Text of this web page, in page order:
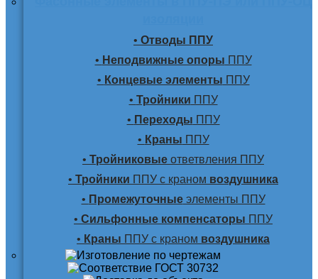
• Отводы ППУ
• Неподвижные опоры ППУ
• Концевые элементы ППУ
• Тройники ППУ
• Переходы ППУ
• Краны ППУ
• Тройниковые ответвления ППУ
• Тройники ППУ с краном воздушника
• Промежуточныеэлементы ППУ
• Сильфонные компенсаторы ППУ
• Краны ППУ с краном воздушника